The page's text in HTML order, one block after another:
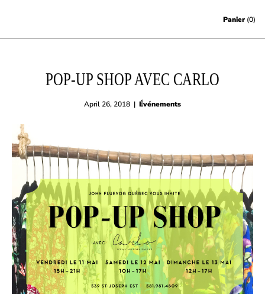
Panier(0)
POP-UP SHOP AVEC CARLO
April 26, 2018 | Événements